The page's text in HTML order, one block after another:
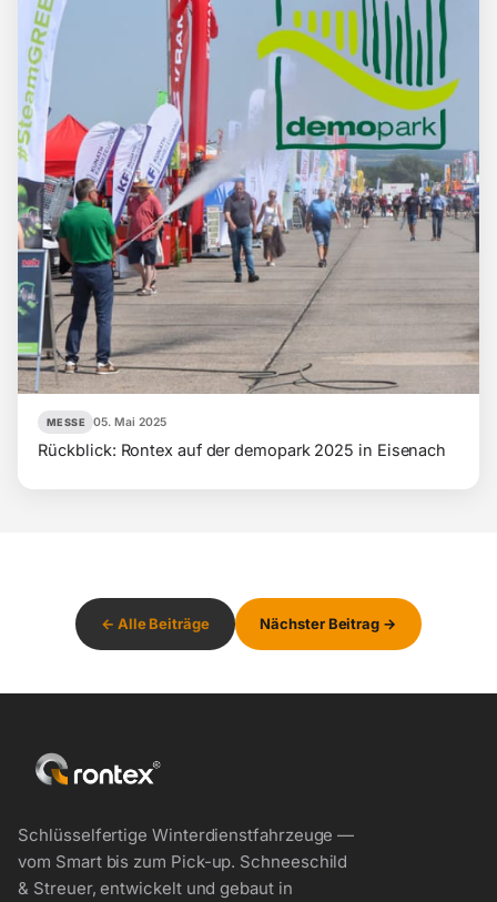
MESSE 05. Mai 2025
Rückblick: Rontex auf der demopark 2025 in Eisenach
← Alle Beiträge Nächster Beitrag →
Schlüsselfertige Winterdienstfahrzeuge —
vom Smart bis zum Pick-up. Schneeschild
& Streuer, entwickelt und gebaut in